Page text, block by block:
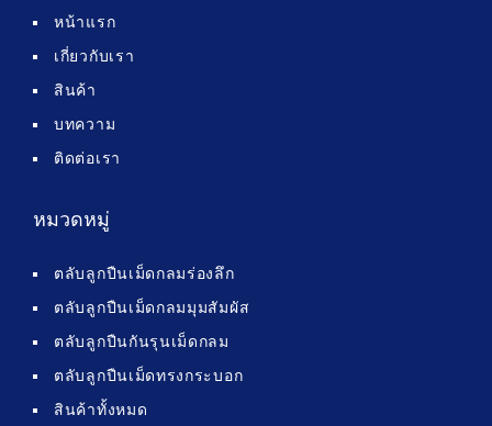
หน้าแรก
เกี่ยวกับเรา
สินค้า
บทความ
ติดต่อเรา
หมวดหมู่
ตลับลูกปืนเม็ดกลมร่องลึก
ตลับลูกปืนเม็ดกลมมุมสัมผัส
ตลับลูกปืนกันรุนเม็ดกลม
ตลับลูกปืนเม็ดทรงกระบอก
สินค้าทั้งหมด